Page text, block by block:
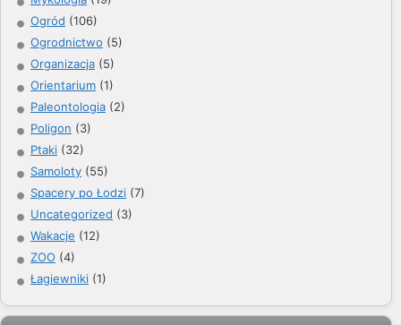
Ogród (106)
Ogrodnictwo (5)
Organizacja (5)
Orientarium (1)
Paleontologia (2)
Poligon (3)
Ptaki (32)
Samoloty (55)
Spacery po Łodzi (7)
Uncategorized (3)
Wakacje (12)
ZOO (4)
Łagiewniki (1)